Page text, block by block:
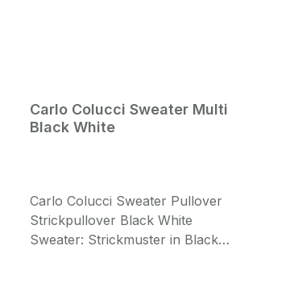
Carlo Colucci Sweater Multi
Black White
Carlo Colucci Sweater Pullover
Strickpullover Black White
Sweater: Strickmuster in Black